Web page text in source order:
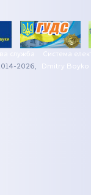
служба
Система
2026,
Dmitry Boyko